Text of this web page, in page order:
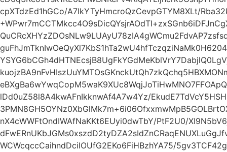
cpXTdzEd1hGCo/A7lkYTyHmcroQzCevpGTYM8XLt/
lDd0uZ58l8A4kwAFnIkknwAf4A7w4Yz/
nX4cWWFtOndIWAfNaKKt6EUyi0dwTbY/PtF2U0/
WCWcqccCaihndDcilOUfG2EKo6FiHBzhYA75/